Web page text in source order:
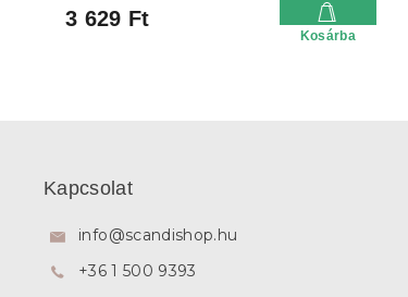
3 629 Ft
Kosárba
Kapcsolat
info@scandishop.hu
+36 1 500 9393